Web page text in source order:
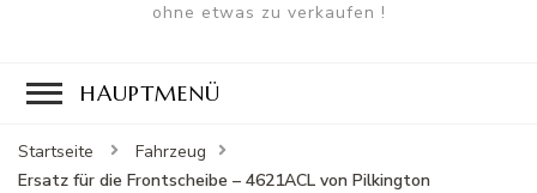
ohne etwas zu verkaufen !
HAUPTMENÜ
Startseite
Fahrzeug
Ersatz für die Frontscheibe – 4621ACL von Pilkington